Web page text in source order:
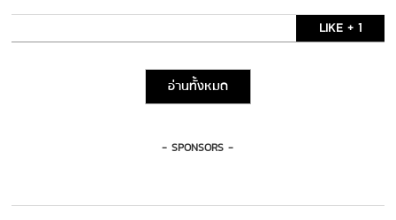
LIKE + 1
อ่านทั้งหมด
- SPONSORS -